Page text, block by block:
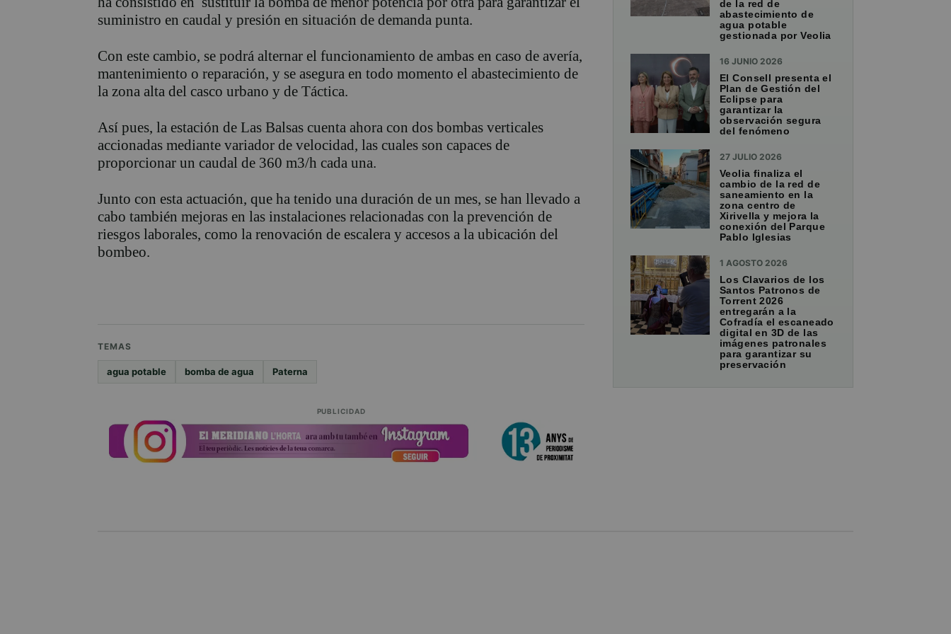
suministro en caudal y presión en situación de demanda punta.
Con este cambio, se podrá alternar el funcionamiento de ambas en caso de avería,
mantenimiento o reparación, y se asegura en todo momento el abastecimiento de
la zona alta del casco urbano y de Táctica.
Así pues, la estación de Las Balsas cuenta ahora con dos bombas verticales
accionadas mediante variador de velocidad, las cuales son capaces de
proporcionar un caudal de 360 m3/h cada una.
Junto con esta actuación, que ha tenido una duración de un mes, se han llevado a
cabo también mejoras en las instalaciones relacionadas con la prevención de
riesgos laborales, como la renovación de escalera y accesos a la ubicación del
bombeo.
TEMAS
agua potable bomba de agua Paterna
PUBLICIDAD
de la red de
abastecimiento de
agua potable
gestionada por Veolia
16 JUNIO 2026
El Consell presenta el
Plan de Gestión del
Eclipse para
garantizar la
observación segura
del fenómeno
27 JULIO 2026
Veolia finaliza el
cambio de la red de
saneamiento en la
zona centro de
Xirivella y mejora la
conexión del Parque
Pablo Iglesias
1 AGOSTO 2026
Los Clavarios de los
Santos Patronos de
Torrent 2026
entregarán a la
Cofradía el escaneado
digital en 3D de las
imágenes patronales
para garantizar su
preservación